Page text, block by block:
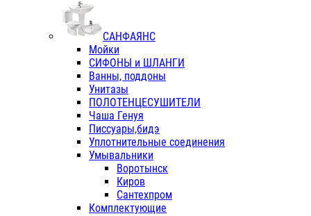
САНФАЯНС
Мойки
СИФОНЫ и ШЛАНГИ
Ванны, поддоны
Унитазы
ПОЛОТЕНЦЕСУШИТЕЛИ
Чаша Генуя
Писсуары,бидэ
Уплотнительные соединения
Умывальники
Воротынск
Киров
Сантехпром
Комплектующие